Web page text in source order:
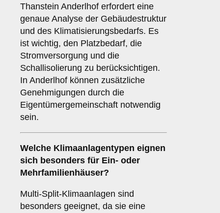
Thanstein Anderlhof erfordert eine
genaue Analyse der Gebäudestruktur
und des Klimatisierungsbedarfs. Es
ist wichtig, den Platzbedarf, die
Stromversorgung und die
Schallisolierung zu berücksichtigen.
In Anderlhof können zusätzliche
Genehmigungen durch die
Eigentümergemeinschaft notwendig
sein.
Welche Klimaanlagentypen eignen
sich besonders für Ein- oder
Mehrfamilienhäuser?
Multi-Split-Klimaanlagen sind
besonders geeignet, da sie eine